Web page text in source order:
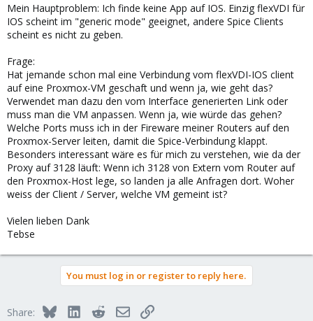
Mein Hauptproblem: Ich finde keine App auf IOS. Einzig flexVDI für
IOS scheint im "generic mode" geeignet, andere Spice Clients
scheint es nicht zu geben.
Frage:
Hat jemande schon mal eine Verbindung vom flexVDI-IOS client
auf eine Proxmox-VM geschaft und wenn ja, wie geht das?
Verwendet man dazu den vom Interface generierten Link oder
muss man die VM anpassen. Wenn ja, wie würde das gehen?
Welche Ports muss ich in der Fireware meiner Routers auf den
Proxmox-Server leiten, damit die Spice-Verbindung klappt.
Besonders interessant wäre es für mich zu verstehen, wie da der
Proxy auf 3128 läuft: Wenn ich 3128 von Extern vom Router auf
den Proxmox-Host lege, so landen ja alle Anfragen dort. Woher
weiss der Client / Server, welche VM gemeint ist?
Vielen lieben Dank
Tebse
You must log in or register to reply here.
Share: BlueskyLinkedInRedditEmailLink